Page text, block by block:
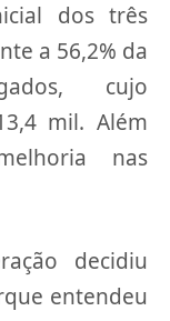
dos três
a 56,2% da
cujo
mil. Além
nas
decidiu
entendeu